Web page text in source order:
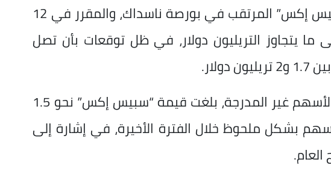
وأشارت المجلة إلى أن طرح “سبيس إكس” المرتقب في بورصة ناسداك، والمقرر في 12
ما يتجاوز التريليون دولار، في ظل توقعات بأن تصل
وبحسب تقديرات منصات تداول الأسهم غير المدرجة، بلغت قيمة “سبيس إكس” نحو 1.5
بشكل ملحوظ خلال الفترة الأخيرة، في إشارة إلى